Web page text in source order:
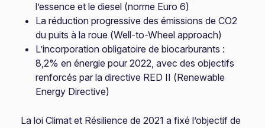
l’essence et le diesel (norme Euro 6)
La réduction progressive des émissions de CO2
du puits à la roue (Well-to-Wheel approach)
L’incorporation obligatoire de biocarburants :
8,2% en énergie pour 2022, avec des objectifs
renforcés par la directive RED II (Renewable
Energy Directive)
La loi Climat et Résilience de 2021 a fixé l’objectif de